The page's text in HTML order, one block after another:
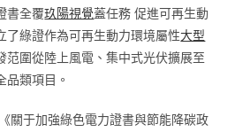
書全覆玖陽視覺蓋任務 促進可再生動
了綠證作為可再生動力環境屬性大型
范圍從陸上風電、集中式光伏擴展至
品類項目。
關于加強綠色電力證書與節能降碳政